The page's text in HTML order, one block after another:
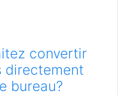
convertir
directement
bureau?